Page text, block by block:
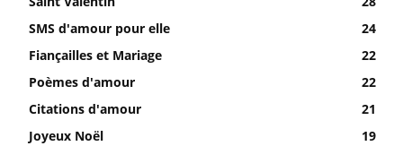
SMS d'amour pour elle
24
Fiançailles et Mariage
22
Poèmes d'amour
22
Citations d'amour
21
Joyeux Noël
19